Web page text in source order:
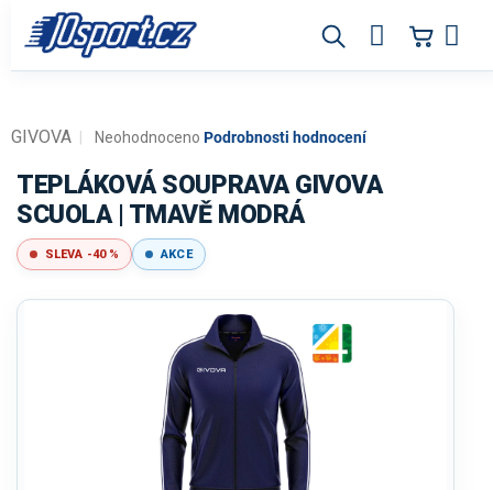
obsah
Průměrné
produktu
je
0,0
z
5
Neohodnoceno Podrobnosti hodnocení
GIVOVA
TEPLÁKOVÁ SOUPRAVA GIVOVA
SCUOLA | TMAVĚ MODRÁ
SLEVA -40 % AKCE